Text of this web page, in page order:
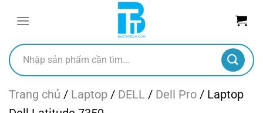
dungTìm
kiếm:
Trang chủ / Laptop / DELL / Dell Pro / Laptop